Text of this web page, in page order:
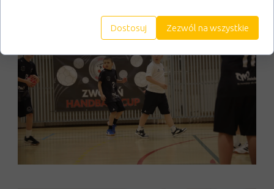
Dostosuj Zezwól na wszystkie